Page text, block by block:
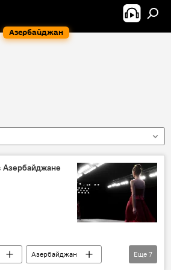
Азербайджан
Азербайджане
Азербайджан
Еще 7